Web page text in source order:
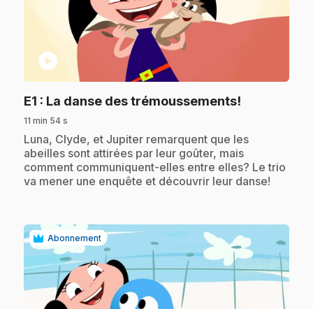
play_circle
E1 : La danse des trémoussements!
11 min 54 s
.Luna, Clyde, et Jupiter remarquent que les
abeilles sont attirées par leur goûter, mais
comment communiquent-elles entre elles? Le trio
va mener une enquête et découvrir leur danse!
Abonnement